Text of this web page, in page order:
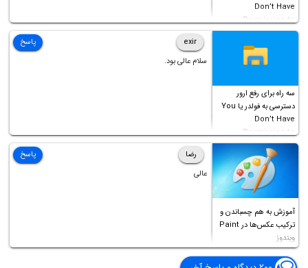
Don’t Have
Permission to
Access this folder
سه راه برای رفع ارور
دسترسی به فولدر یا You
Don’t Have
Permission to
Access this folder
exir
سلام عالی بود.
پاسخ
آموزش به هم چسباندن و
ترکیب عکس‌ها در Paint
ویندوز
رضا
عالی
پاسخ